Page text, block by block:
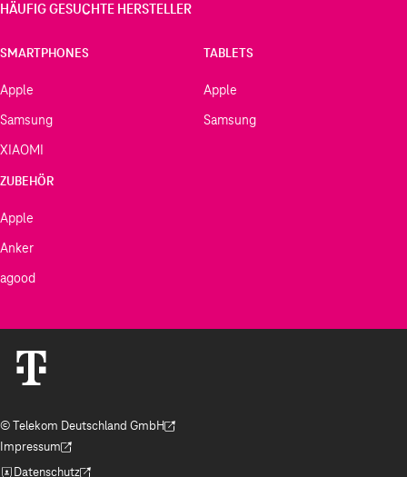
HÄUFIG GESUCHTE HERSTELLER
SMARTPHONES
Apple
Samsung
XIAOMI
TABLETS
Apple
Samsung
ZUBEHÖR
Apple
Anker
agood
© Telekom Deutschland GmbH
(Der Link wird in einem neuen Tab geöffnet)
Impressum
(Der Link wird in einem neuen Tab geöffnet)
Datenschutz